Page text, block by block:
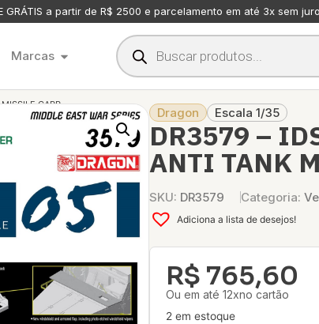
GRÁTIS a partir de R$ 2500 e parcelamento em até 3x sem
Marcas
CARR.
Dragon Escala 1/35
DR3579 –
ANTI TANK
SKU: DR3579 Categoria:
Adiciona a lista de desejos!
R$ 765,60
Ou em até 12xno cartão
2 em estoque